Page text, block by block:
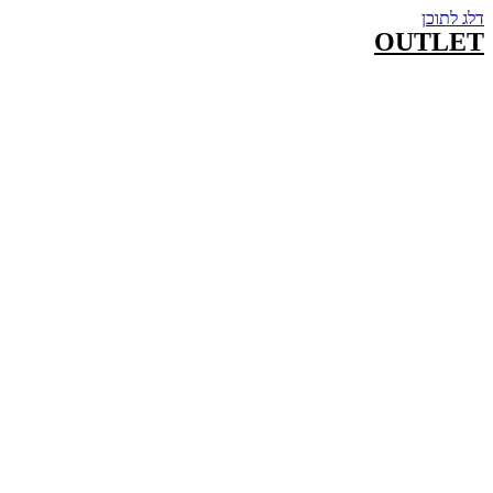
דלג לתוכן
OUTLET